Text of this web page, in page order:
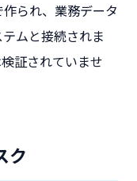
られ、業務データ
ムと接続されま
証されていませ
ク